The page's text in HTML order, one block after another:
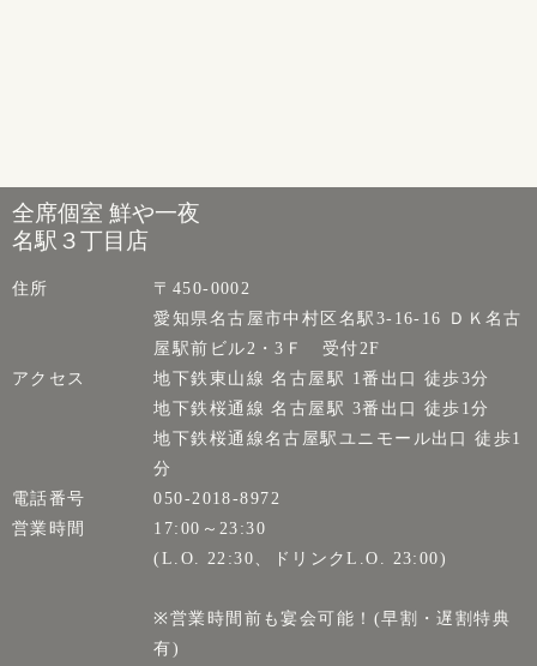
全席個室 鮮や一夜
名駅３丁目店
住所
〒450-0002
愛知県名古屋市中村区名駅3-16-16 ＤＫ名古
屋駅前ビル2・3Ｆ 受付2F
アクセス
地下鉄東山線 名古屋駅 1番出口 徒歩3分
地下鉄桜通線 名古屋駅 3番出口 徒歩1分
地下鉄桜通線名古屋駅ユニモール出口 徒歩1
分
電話番号
050-2018-8972
営業時間
17:00～23:30
(L.O. 22:30、ドリンクL.O. 23:00)
※営業時間前も宴会可能！(早割・遅割特典
有)